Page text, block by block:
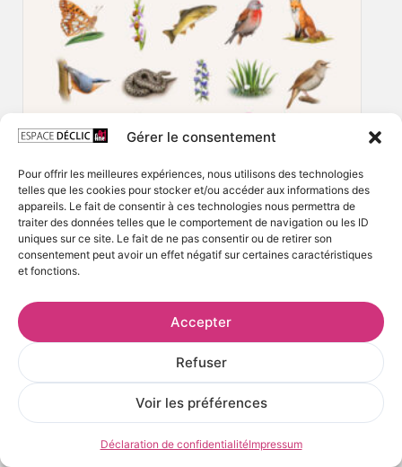
Gérer le consentement
Pour offrir les meilleures expériences, nous utilisons des technologies
telles que les cookies pour stocker et/ou accéder aux informations des
appareils. Le fait de consentir à ces technologies nous permettra de
traiter des données telles que le comportement de navigation ou les ID
uniques sur ce site. Le fait de ne pas consentir ou de retirer son
consentement peut avoir un effet négatif sur certaines caractéristiques
et fonctions.
Accepter
Refuser
Voir les préférences
Déclaration de confidentialitéImpressum